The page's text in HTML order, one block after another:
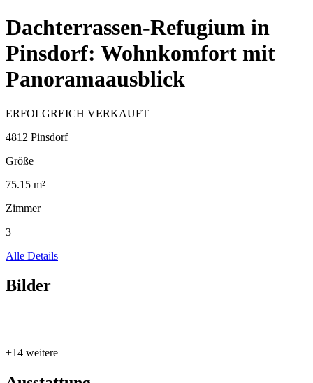
Dachterrassen-Refugium in
Pinsdorf: Wohnkomfort mit
Panoramaausblick
ERFOLGREICH VERKAUFT
4812 Pinsdorf
Größe
75.15 m²
Zimmer
3
Alle Details
Bilder
+14 weitere